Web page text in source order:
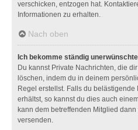
verschicken, entzogen hat.
Informationen zu erhalten.
Nach oben
Ich bekomme ständig
Du kannst Private Nachrichten, die
löschen, indem du in deinem
Regel erstellst. Falls du
erhältst, so kannst du dies auch
kann dem betreffenden Mitglied
versenden.